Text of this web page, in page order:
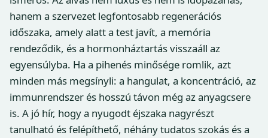
hanem a szervezet legfontosabb regenerációs
időszaka, amely alatt a test javít, a memória
rendeződik, és a hormonháztartás visszaáll az
egyensúlyba. Ha a pihenés minősége romlik, azt
minden más megsínyli: a hangulat, a koncentráció, az
immunrendszer és hosszú távon még az anyagcsere
is. A jó hír, hogy a nyugodt éjszaka nagyrészt
tanulható és felépíthető, néhány tudatos szokás és a